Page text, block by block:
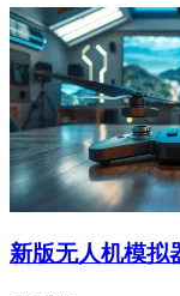
新版无人机模拟